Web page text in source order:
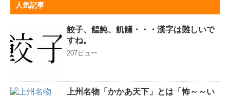
人気記事
餃子、饂飩、飢饉・・・漢字は難しいで
すね。
207ビュー
上州名物「かかあ天下」とは「怖～～い